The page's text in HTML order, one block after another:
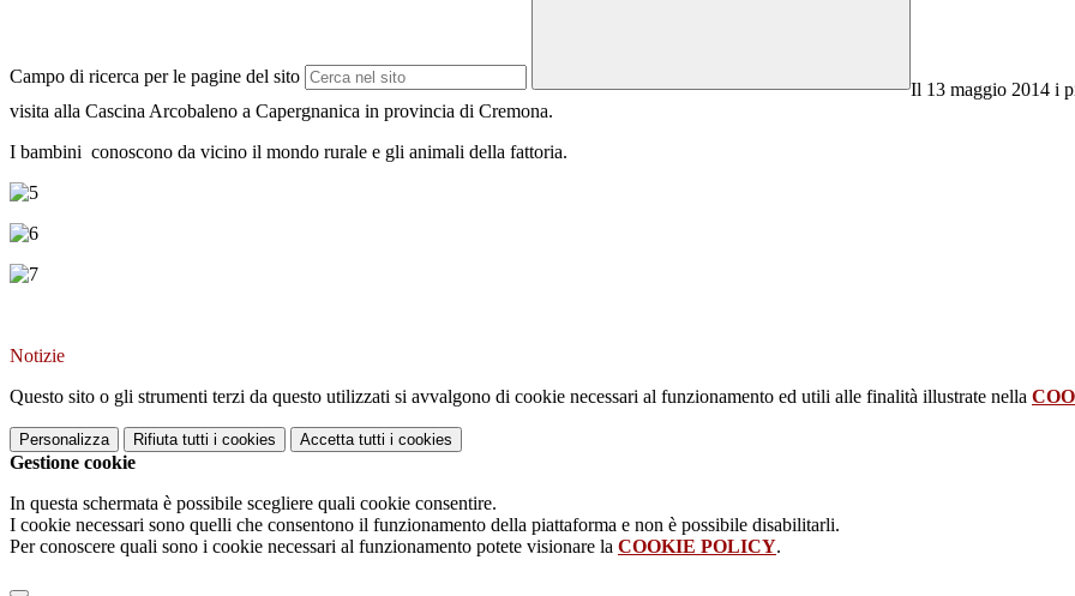
Campo di ricerca per le pagine del sito
Il 13 maggio 2014 i
visita alla Cascina Arcobaleno a Capergnanica in provincia di Cremona.
I bambini conoscono da vicino il mondo rurale e gli animali della fattoria.
Notizie
Questo sito o gli strumenti terzi da questo utilizzati si avvalgono di cookie necessari al funzionamento ed utili alle finalità illustrate nella
Personalizza Rifiuta tutti i cookies Accetta tutti i cookies
Gestione cookie
In questa schermata è possibile scegliere quali cookie consentire.
I cookie necessari sono quelli che consentono il funzionamento della piattaforma e non è possibile disabilitarli.
Per conoscere quali sono i cookie necessari al funzionamento potete visionare la COOKIE POLICY.